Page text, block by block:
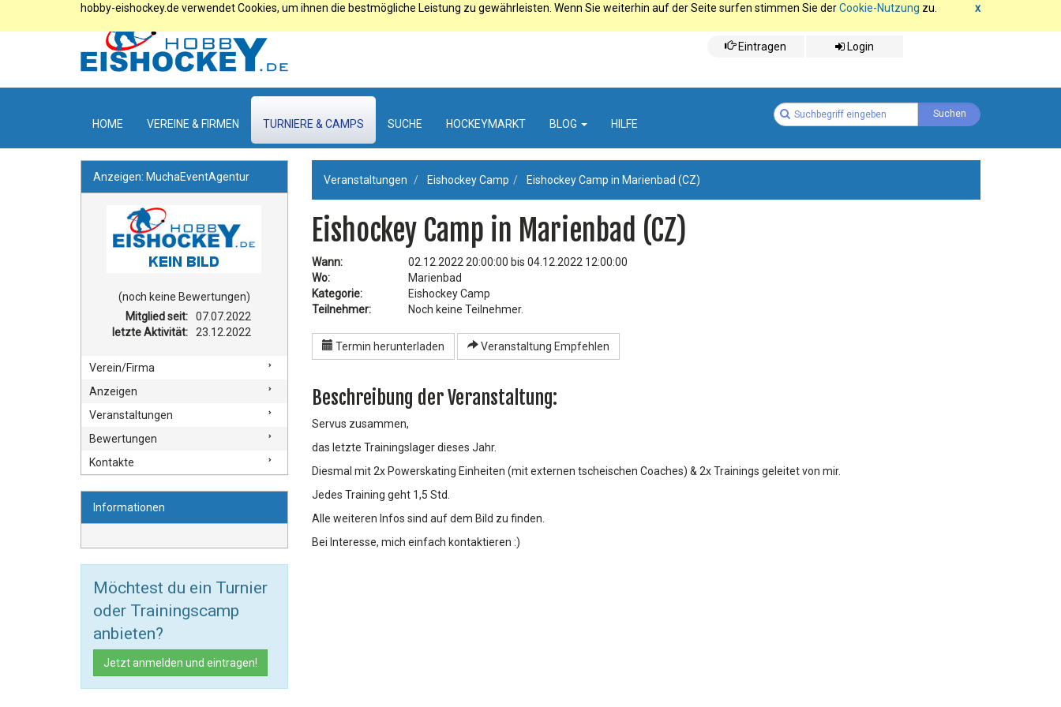
x
hobby-eishockey.de verwendet Cookies, um ihnen die bestmögliche Leistung zu gewährleisten. Wenn Sie weiterhin auf der Seite surfen stimmen Sie derCookie-Nutzung zu.
Eintragen Login
HOME VEREINE & FIRMEN TURNIERE & CAMPS SUCHE HOCKEYMARKT BLOG HILFE
Veranstaltungen Eishockey Camp Eishockey Camp in Marienbad (CZ)
Eishockey Camp in Marienbad (CZ)
Wann:
02.12.2022 20:00:00 bis 04.12.2022 12:00:00
Wo:
Marienbad
Kategorie:
Eishockey Camp
Teilnehmer:
Noch keine Teilnehmer.
Termin herunterladen Veranstaltung Empfehlen
Beschreibung der Veranstaltung:
Servus zusammen,
das letzte Trainingslager dieses Jahr.
Diesmal mit 2x Powerskating Einheiten (mit externen tscheischen Coaches) & 2x Trainings geleitet von mir.
Jedes Training geht 1,5 Std.
Alle weiteren Infos sind auf dem Bild zu finden.
Bei Interesse, mich einfach kontaktieren :)
Anzeigen: MuchaEventAgentur
(noch keine Bewertungen)
Mitglied seit:
07.07.2022
letzte Aktivität:
23.12.2022
Verein/Firma
Anzeigen
Veranstaltungen
Bewertungen
Kontakte
Informationen
Möchtest du ein Turnier
oder Trainingscamp
anbieten?
Jetzt anmelden und eintragen!